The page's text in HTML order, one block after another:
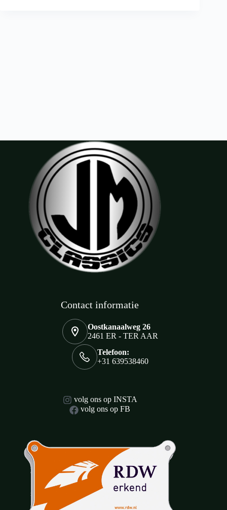
Contact informatie
Oostkanaalweg 26
2461 ER - TER AAR
Telefoon:
+31 639538460
volg ons op INSTA
volg ons op FB